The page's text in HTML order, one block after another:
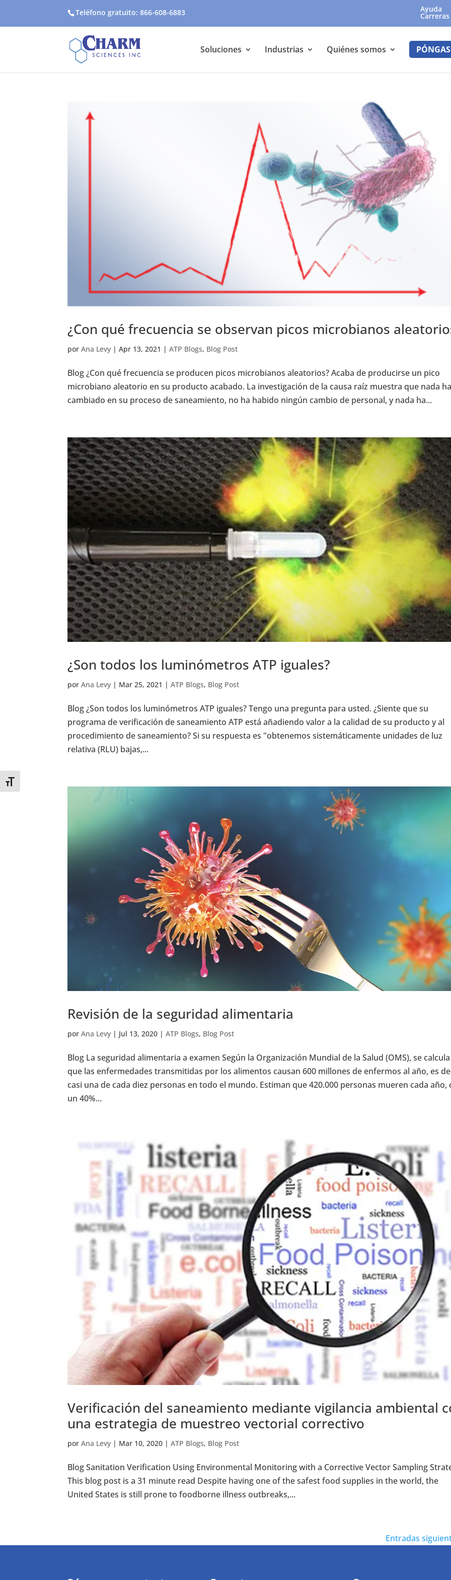
Toggle Font size
Teléfono gratuito: 866-608-6883 Ayuda
Soluciones Industrias Quiénes somos
¿Con qué frecuencia se observan picos microbianos
porAna Levy |Apr 13, 2021 |ATP Blogs, Blog Post
Blog ¿Con qué frecuencia se producen picos microbianos aleatorios? Acaba de producirse un pico
microbiano aleatorio en su producto acabado. La investigación de la causa raíz muestra que nada
cambiado en su proceso de saneamiento, no ha habido ningún cambio de personal, y nada ha...
¿Son todos los luminómetros ATP iguales?
porAna Levy | Mar 25, 2021 |ATP Blogs, Blog Post
Blog ¿Son todos los luminómetros ATP iguales? Tengo una pregunta para usted. ¿Siente que su
programa de verificación de saneamiento ATP está añadiendo valor a la calidad de su producto y al
procedimiento de saneamiento? Si su respuesta es "obtenemos sistemáticamente unidades de luz
relativa (RLU) bajas,...
Revisión de la seguridad alimentaria
porAna Levy | Jul 13, 2020 |ATP Blogs, Blog Post
Blog La seguridad alimentaria a examen Según la Organización Mundial de la Salud (OMS), se calcula
que las enfermedades transmitidas por los alimentos causan 600 millones de enfermos al año, es
casi una de cada diez personas en todo el mundo. Estiman que 420.000 personas mueren cada año,
un 40%...
Verificación del saneamiento mediante vigilancia ambiental
una estrategia de muestreo vectorial correctivo
porAna Levy | Mar 10, 2020 |ATP Blogs, Blog Post
Blog Sanitation Verification Using Environmental Monitoring with a Corrective Vector Sampling
This blog post is a 31 minute read Despite having one of the safest food supplies in the world, the
United States is still prone to foodborne illness outbreaks,...
Entradas